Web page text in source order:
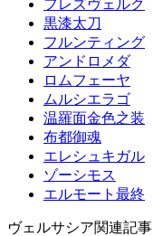
フレズヴェルク
黒漆太刀
フルンティング
アンドロメダ
ロムフェーヤ
ムルシエラゴ
温羅面金色之装
布都御魂
エレシュキガル
ゾーシモス
エルモート最終
ヴェルサシア関連記事